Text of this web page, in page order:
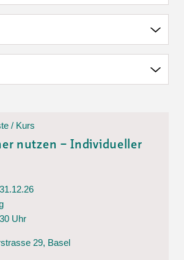
/ Kurs
nutzen – Individueller
Uhr
29, Basel